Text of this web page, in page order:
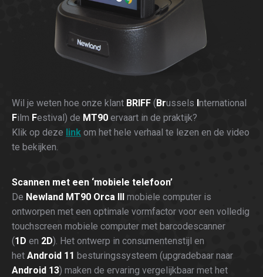
Wil je weten hoe onze klant BRIFF (Brussels International
Film Festival) de MT90 ervaart in de praktijk?
Klik op deze link om het hele verhaal te lezen en de video
te bekijken.
Scannen met een ‘mobiele telefoon’
De Newland MT90 Orca III mobiele computer is
ontworpen met een optimale vormfactor voor een volledig
touchscreen mobiele computer met barcodescanner
(1D en 2D). Het ontwerp in consumentenstijl en
het Android 11 besturingssysteem (upgradebaar naar
Android 13) maken de ervaring vergelijkbaar met het